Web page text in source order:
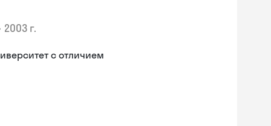
2003 г.
с отличием